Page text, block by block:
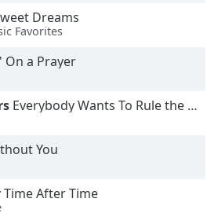
Dreams
Favorites
On a Prayer
Everybody Wants To Rule the World
You
Time After Time